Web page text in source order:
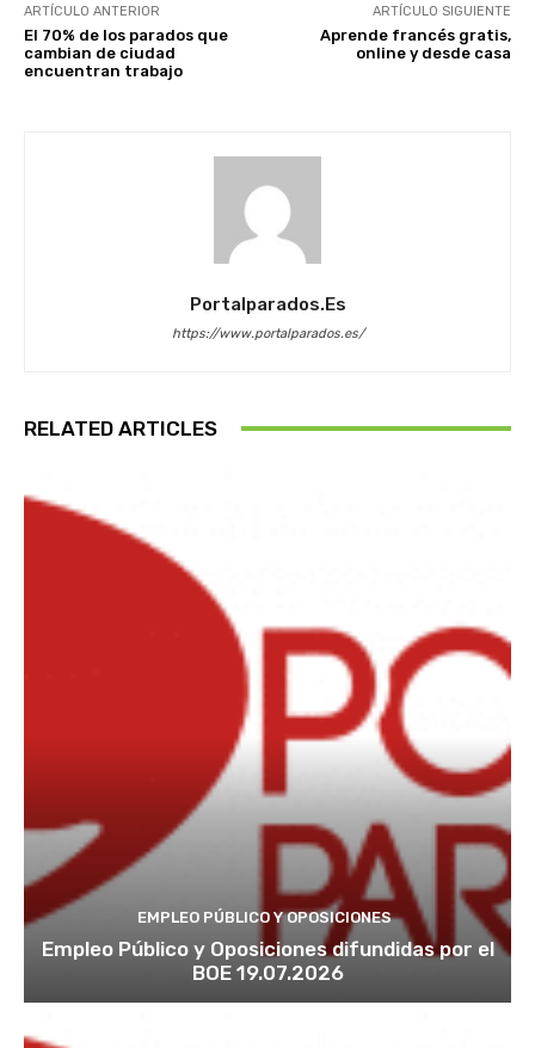
ARTÍCULO ANTERIOR
El 70% de los parados que
cambian de ciudad
encuentran trabajo
ARTÍCULO SIGUIENTE
Aprende francés gratis,
online y desde casa
Portalparados.es
https://www.portalparados.es/
RELATED ARTICLES
EMPLEO PÚBLICO Y OPOSICIONES
Empleo Público y Oposiciones difundidas por el
BOE 19.07.2026